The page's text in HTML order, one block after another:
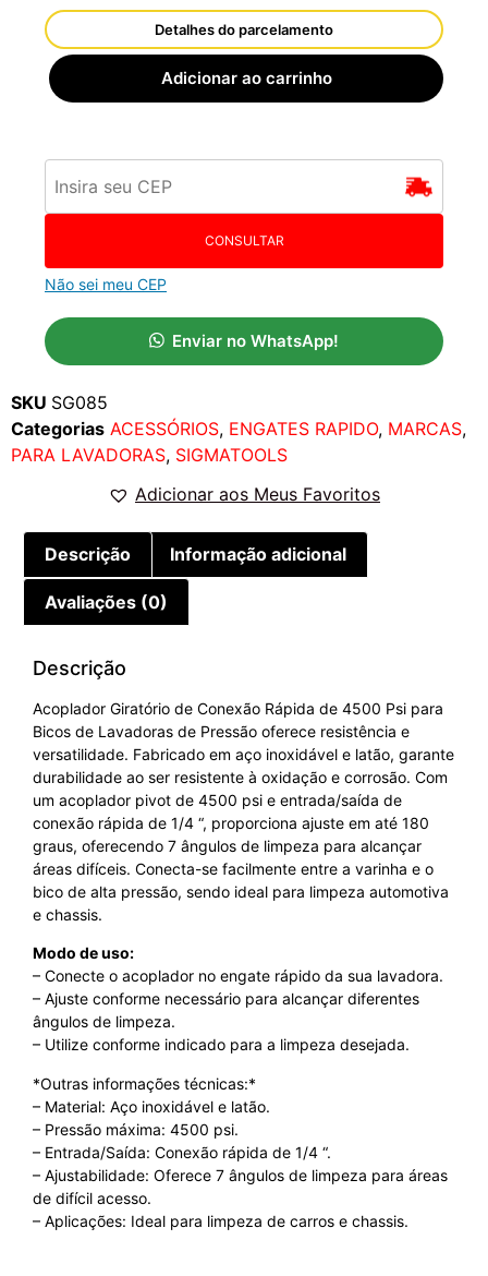
Detalhes do parcelamento
Adicionar ao carrinho
CONSULTAR
Não sei meu CEP
Enviar no WhatsApp!
SKU SG085
Categorias ACESSÓRIOS, ENGATES RAPIDO, MARCAS,
PARA LAVADORAS, SIGMATOOLS
Adicionar aos Meus Favoritos
Descrição Informação adicional
Avaliações (0)
Descrição
Acoplador Giratório de Conexão Rápida de 4500 Psi para
Bicos de Lavadoras de Pressão oferece resistência e
versatilidade. Fabricado em aço inoxidável e latão, garante
durabilidade ao ser resistente à oxidação e corrosão. Com
um acoplador pivot de 4500 psi e entrada/saída de
conexão rápida de 1/4 “, proporciona ajuste em até 180
graus, oferecendo 7 ângulos de limpeza para alcançar
áreas difíceis. Conecta-se facilmente entre a varinha e o
bico de alta pressão, sendo ideal para limpeza automotiva
e chassis.
Modo de uso:
– Conecte o acoplador no engate rápido da sua lavadora.
– Ajuste conforme necessário para alcançar diferentes
ângulos de limpeza.
– Utilize conforme indicado para a limpeza desejada.
*Outras informações técnicas:*
– Material: Aço inoxidável e latão.
– Pressão máxima: 4500 psi.
– Entrada/Saída: Conexão rápida de 1/4 “.
– Ajustabilidade: Oferece 7 ângulos de limpeza para áreas
de difícil acesso.
– Aplicações: Ideal para limpeza de carros e chassis.